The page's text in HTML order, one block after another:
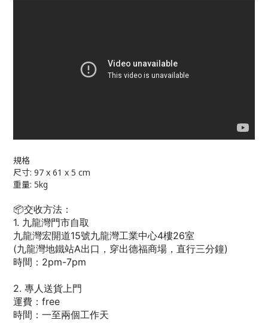
規格
尺寸: 97 x 61 x 5 cm
重量: 5kg
📦交收方法：
1. 九龍灣門市自取
九龍灣宏開道15號九龍灣工業中心4樓26室
(九龍灣地鐵站A出口，穿出德福商場，直行三分鐘)
時間：2pm-7pm
2. 專人送貨上門
運費：free
時間：一至兩個工作天